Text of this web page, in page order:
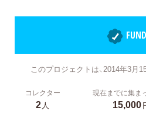
このプロジェクトは、2014年3月
コレクター
2人
現在までに集ま
15,000